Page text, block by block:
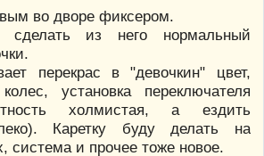
во дворе фиксером.
из него нормальный
перекрас в "девочкин" цвет,
установка переключателя
холмистая, а ездить
Каретку буду делать на
система и прочее тоже новое.